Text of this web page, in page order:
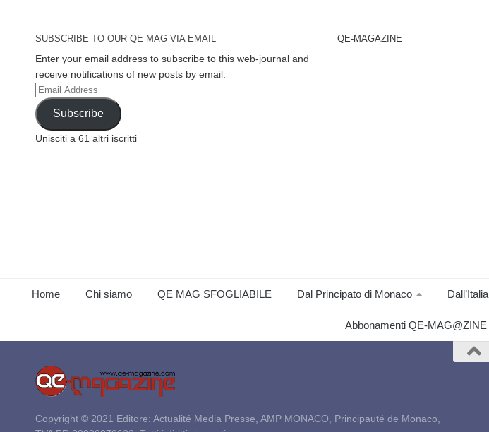
SUBSCRIBE TO OUR QE MAG VIA EMAIL
Enter your email address to subscribe to this web-journal and
receive notifications of new posts by email.
Email
Address
Subscribe
Unisciti a 61 altri iscritti
QE-MAGAZINE
Home Chi siamo QE MAG SFOGLIABILE Dal Principato di Monaco Dall’Italia
Abbonamenti QE-MAG@ZINE
Copyright © 2021 Editore: Actualité Media Presse, AMP MONACO, Principauté de Monaco,